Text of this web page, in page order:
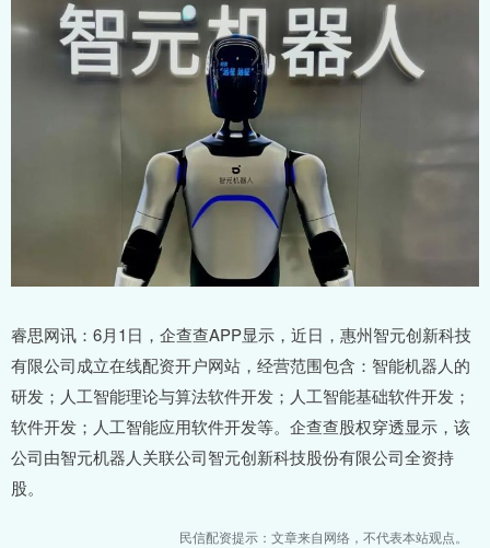
睿思网讯：6月1日，企查查APP显示，近日，惠州智元创新科技
有限公司成立在线配资开户网站，经营范围包含：智能机器人的
研发；人工智能理论与算法软件开发；人工智能基础软件开发；
软件开发；人工智能应用软件开发等。企查查股权穿透显示，该
公司由智元机器人关联公司智元创新科技股份有限公司全资持
股。
民信配资提示：文章来自网络，不代表本站观点。